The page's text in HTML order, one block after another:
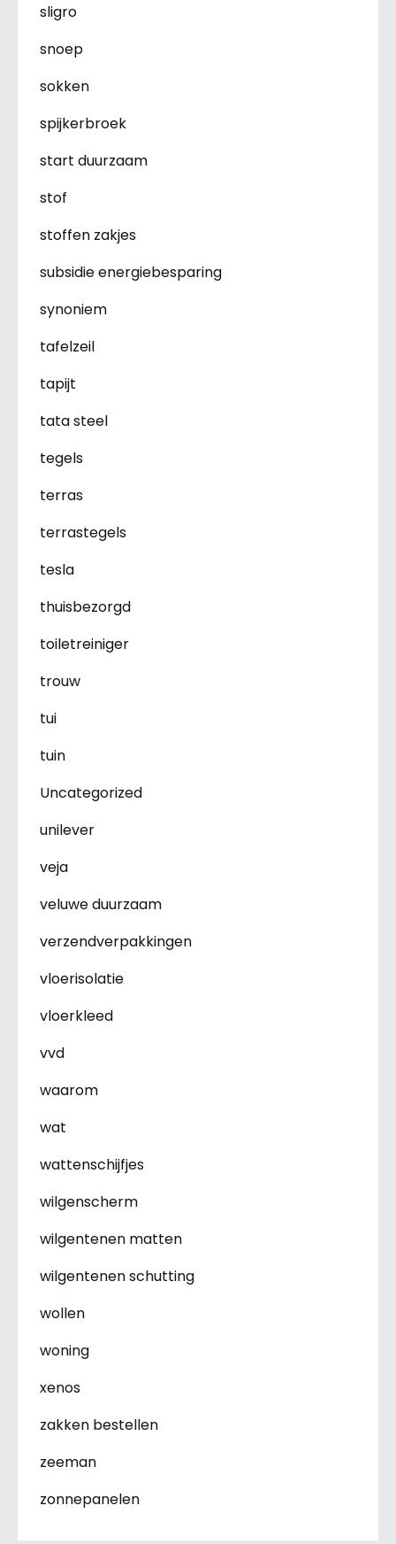
sligro
snoep
sokken
spijkerbroek
start duurzaam
stof
stoffen zakjes
subsidie energiebesparing
synoniem
tafelzeil
tapijt
tata steel
tegels
terras
terrastegels
tesla
thuisbezorgd
toiletreiniger
trouw
tui
tuin
Uncategorized
unilever
veja
veluwe duurzaam
verzendverpakkingen
vloerisolatie
vloerkleed
vvd
waarom
wat
wattenschijfjes
wilgenscherm
wilgentenen matten
wilgentenen schutting
wollen
woning
xenos
zakken bestellen
zeeman
zonnepanelen